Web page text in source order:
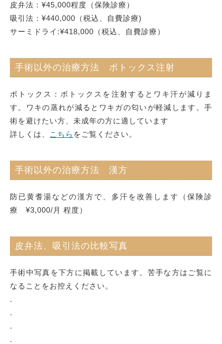
皮弁法：¥45,000程度（保険診療）
吸引法：¥440,000（税込、自費診療)
サーミドライ:¥418,000（税込、自費診療）
手術以外の治療方法 ボトックス注射
ボトックス：ボトックスを注射するとワキ汗が減りま
す。ワキの蒸れが減るとワキガの匂いが軽減します。手
術を避けたい方、未成年の方に適しています
詳しくは、
こちら をご覧ください。
手術以外の治療方法 漢方
防已黄耆湯などの漢方で、多汗を改善します（保険診
療 ¥3,000/月 程度）
皮弁法、吸引法の比較写真
手術中写真を下方に掲載しています。苦手な方はご覧に
なることをお控えください。
.
.
.
.